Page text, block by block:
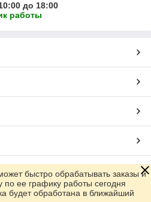
до 18:00
работы
Satu.kz
быстро обрабатывать заказы и
по ее графику работы сегодня
будет обработана в ближайший